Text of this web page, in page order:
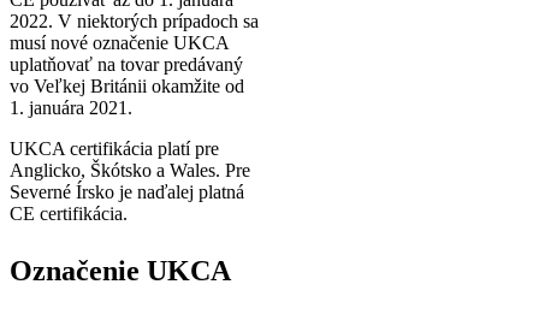
2022. V niektorých prípadoch sa
musí nové označenie UKCA
uplatňovať na tovar predávaný
vo Veľkej Británii okamžite od
1. januára 2021.
UKCA certifikácia platí pre
Anglicko, Škótsko a Wales. Pre
Severné Írsko je naďalej platná
CE certifikácia.
Označenie UKCA